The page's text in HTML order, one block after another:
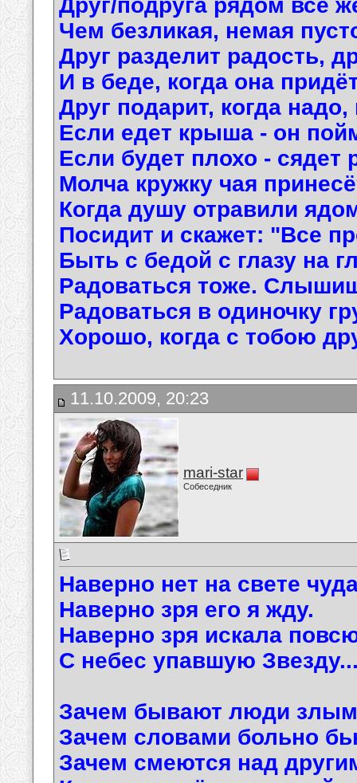
Друг/подруга рядом всё
Чем безликая, немая
Друг разделит радость,
И в беде, когда она
Друг подарит, когда
Если едет крыша - он
Если будет плохо - сядет
Молча кружку чая
Когда душу отравили
Посидит и скажет: "Все
Быть с бедой с глазу на
Радоваться тоже.
Радоваться в одиночку
Хорошо, когда с тобою
11.10.2009, 20:23
mari-star
Собеседник
Наверно нет на свете
Наверно зря его я жду.
Наверно зря искала
С небес упавшую
Зачем бывают люди
Зачем словами больно
Зачем смеются над